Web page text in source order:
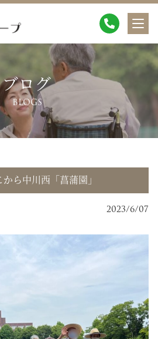
ブログ
BLOGS
ら中川西「菖蒲園」
2023/6/07